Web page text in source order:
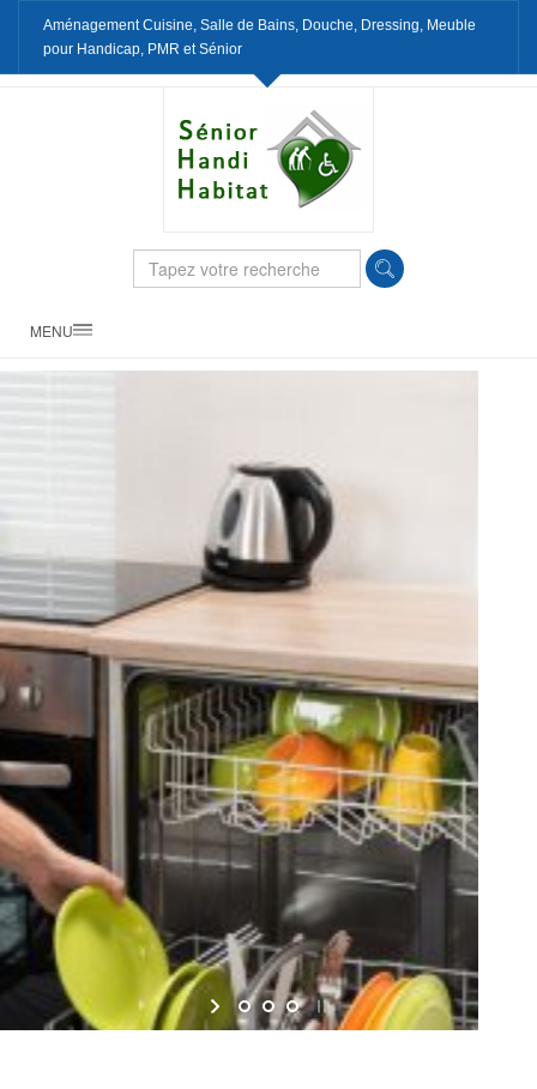
Aménagement Cuisine, Salle de Bains, Douche, Dressing, Meuble
pour Handicap, PMR et Sénior
MENU